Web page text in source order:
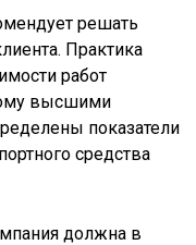
решать
Практика
работ
высшими
показатели
средства
должна в